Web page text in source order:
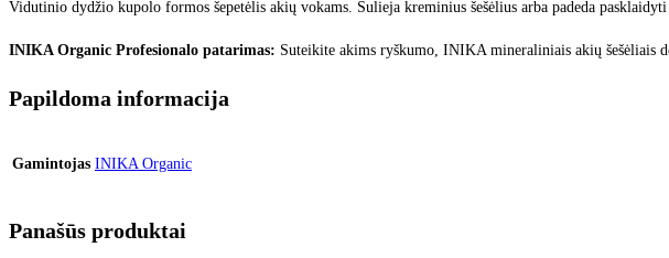
Vidutinio dydžio kupolo formos šepetėlis akių vokams. Sulieja kreminius šešėlius arba padeda
INIKA Organic Profesionalo patarimas: Suteikite akims ryškumo, INIKA mineraliniais akių
Papildoma informacija
Gamintojas INIKA Organic
Panašūs produktai